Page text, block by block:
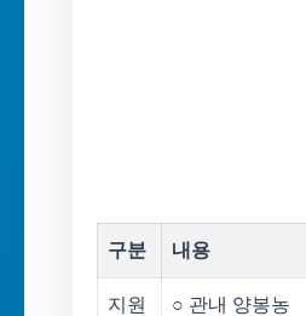
구분 내용
지원
○ 관내 양봉농